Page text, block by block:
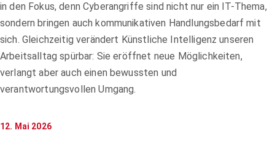
in den Fokus, denn Cyberangriffe sind nicht nur ein IT-Thema,
sondern bringen auch kommunikativen Handlungsbedarf mit
sich. Gleichzeitig verändert Künstliche Intelligenz unseren
Arbeitsalltag spürbar: Sie eröffnet neue Möglichkeiten,
verlangt aber auch einen bewussten und
verantwortungsvollen Umgang.
12. Mai 2026